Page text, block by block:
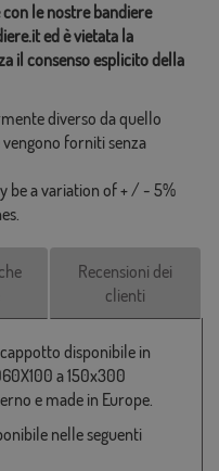
le nostre bandiere
ed è vietata la
il consenso esplicito della
diverso da quello
forniti senza
be a variation of + / - 5%
Recensioni dei
clienti
disponibile in
a 150x300
e made in Europe.
nelle seguenti